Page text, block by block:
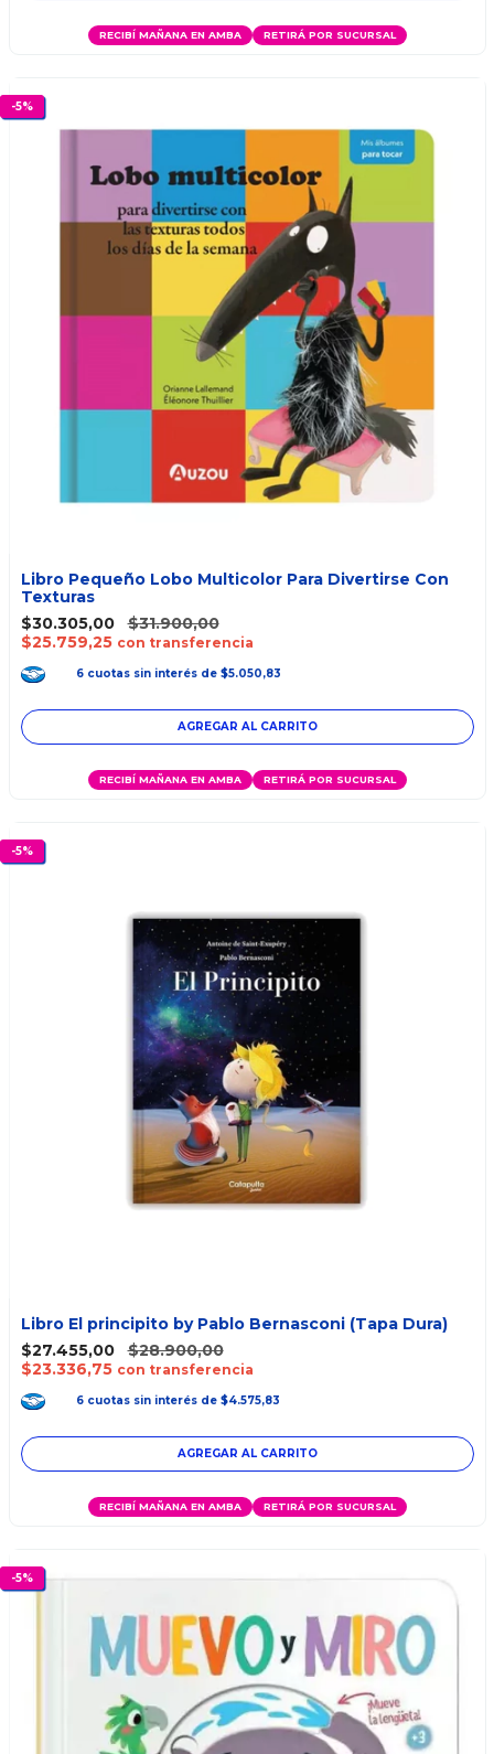
RECIBÍ MAÑANA EN AMBA RETIRÁ POR SUCURSAL
-5%
Libro Pequeño Lobo Multicolor Para Divertirse Con
Texturas
$30.305,00
$31.900,00
$25.759,25 con transferencia
6 cuotas sin interés de $5.050,83
RECIBÍ MAÑANA EN AMBA RETIRÁ POR SUCURSAL
-5%
Libro El principito by Pablo Bernasconi (Tapa Dura)
$27.455,00
$28.900,00
$23.336,75 con transferencia
6 cuotas sin interés de $4.575,83
RECIBÍ MAÑANA EN AMBA RETIRÁ POR SUCURSAL
-5%